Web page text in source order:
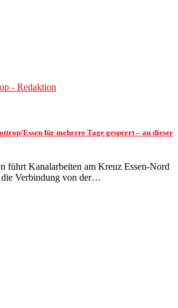
- Redaktion
Essen für mehrere Tage gesperrt – an dieser
führt Kanalarbeiten am Kreuz Essen-Nord
Verbindung von der…